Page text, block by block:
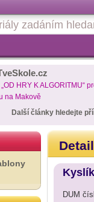
HRY K ALGORITMU“
na Makově
Další články hledejte
Kyslík
DUM